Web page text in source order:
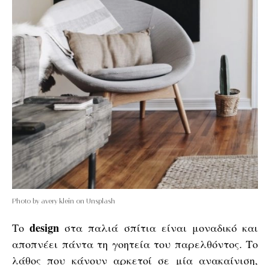
Photo by avery klein on Unsplash
Τοdesign στα παλιά σπίτια είναι μοναδικό και
αποπνέει πάντα τη γοητεία του παρελθόντος. Το
λάθος που κάνουν αρκετοί σε μία ανακαίνιση,